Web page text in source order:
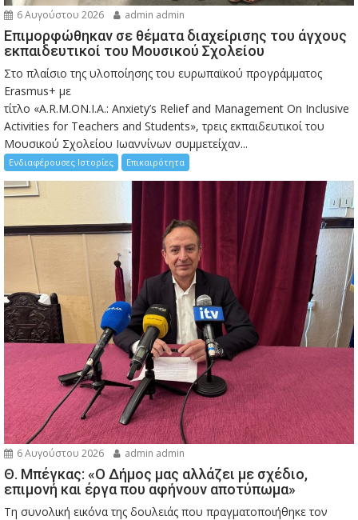
6 Αυγούστου 2026 admin admin
Eπιμορφώθηκαν σε θέματα διαχείρισης του άγχους
εκπαιδευτικοί του Μουσικού Σχολείου
Στο πλαίσιο της υλοποίησης του ευρωπαϊκού προγράμματος
Erasmus+ με
τίτλο «A.R.M.ON.I.A.: Anxiety’s Relief and Management On Inclusive
Activities for Teachers and Students», τρεις εκπαιδευτικοί του
Μουσικού Σχολείου Ιωαννίνων συμμετείχαν...
Ενδιαφέρουσες Ιστορίες Επικαιρότητα
6 Αυγούστου 2026 admin admin
Θ. Μπέγκας: «Ο Δήμος μας αλλάζει με σχέδιο,
επιμονή και έργα που αφήνουν αποτύπωμα»
Τη συνολική εικόνα της δουλειάς που πραγματοποιήθηκε τον